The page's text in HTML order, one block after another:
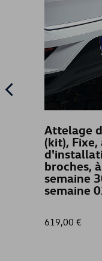
Attelage
(kit),
broches,
semaine
semaine
619,00 €